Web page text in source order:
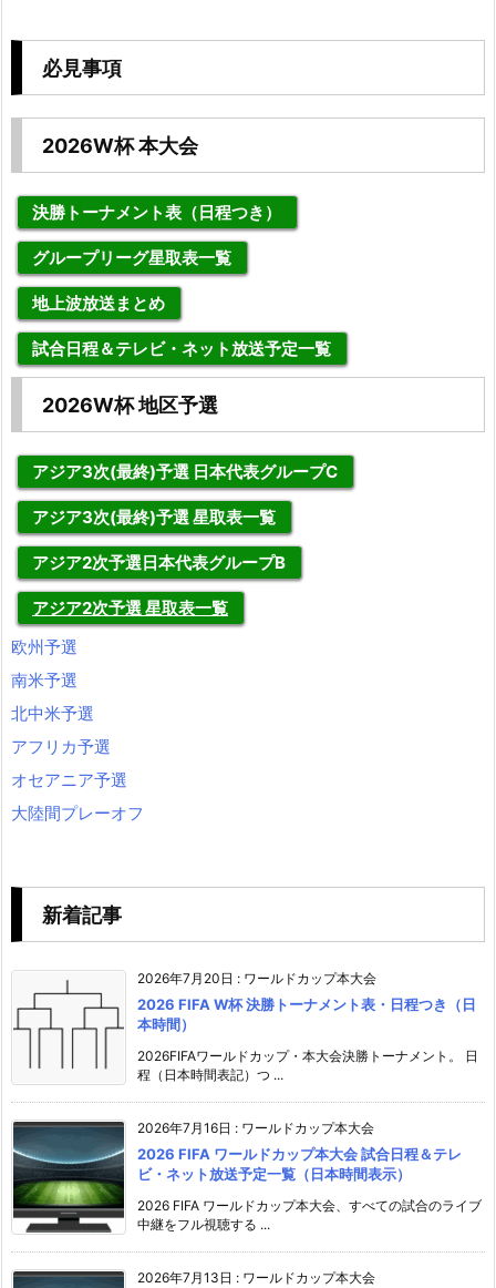
必見事項
2026W杯 本大会
決勝トーナメント表（日程つき）
グループリーグ星取表一覧
地上波放送まとめ
試合日程＆テレビ・ネット放送予定一覧
2026W杯 地区予選
アジア3次(最終)予選 日本代表グループC
アジア3次(最終)予選 星取表一覧
アジア2次予選日本代表グループB
アジア2次予選 星取表一覧
欧州予選
南米予選
北中米予選
アフリカ予選
オセアニア予選
大陸間プレーオフ
新着記事
2026年7月20日 : ワールドカップ本大会
2026 FIFA W杯 決勝トーナメント表・日程つき（日
本時間）
2026FIFAワールドカップ・本大会決勝トーナメント。 日
程（日本時間表記）つ ...
2026年7月16日 : ワールドカップ本大会
2026 FIFA ワールドカップ本大会 試合日程＆テレ
ビ・ネット放送予定一覧（日本時間表示）
2026 FIFA ワールドカップ本大会、すべての試合のライブ
中継をフル視聴する ...
2026年7月13日 : ワールドカップ本大会